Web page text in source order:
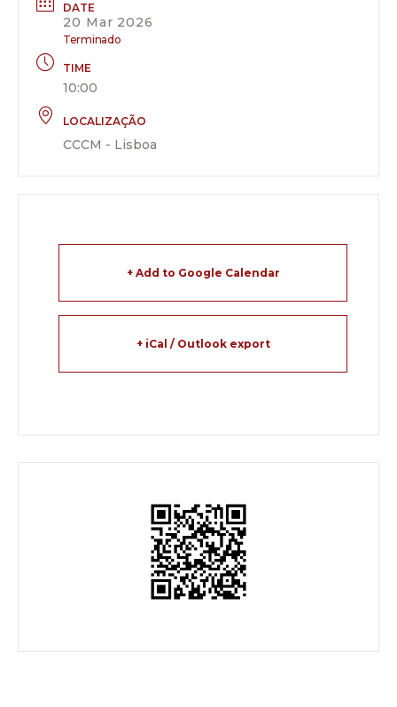
DATE
20 Mar 2026
Terminado
TIME
10:00
LOCALIZAÇÃO
CCCM - Lisboa
+ Add to Google Calendar
+ iCal / Outlook export